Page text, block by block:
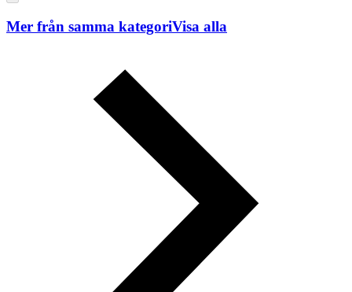
Mer från samma kategoriVisa alla